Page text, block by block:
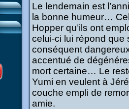
Le lendemain est
la bonne humeur…
Hopper qu’ils ont
celui-ci lui répond que
conséquent
accentué de
mort certaine… Le
Yumi en veulent à
couche empli de
amie.